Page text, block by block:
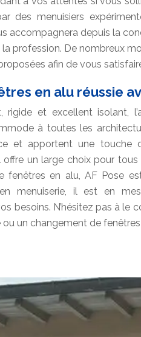
des menuisiers
accompagnera depuis la
profession. De nombreux
afin de vous
en alu réussie
rigide et excellent isolant,
à toutes les
et apportent une touche
offre un large choix pour
fenêtres en alu, AF Pose
en menuiserie, il est en
besoins. N’hésitez pas à
un changement de fenêtres